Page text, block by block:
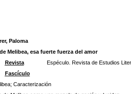
Paloma
Melibea, esa fuerte fuerza del amor
Revista
Espéculo. Revista de Estudios
Fascículo
; Caracterización